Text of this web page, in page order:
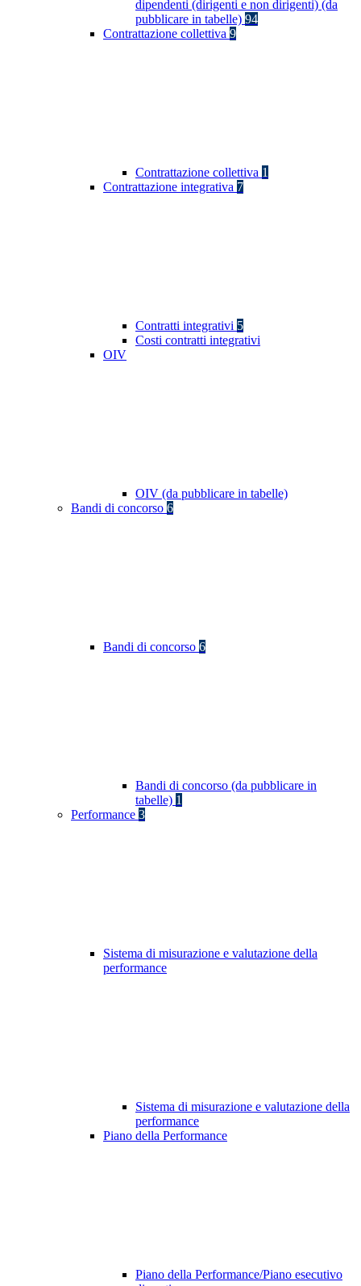
dipendenti (dirigenti e non dirigenti) (da
pubblicare in tabelle) 94
Contrattazione collettiva 9
Contrattazione collettiva 1
Contrattazione integrativa 7
Contratti integrativi 5
Costi contratti integrativi
OIV
OIV (da pubblicare in tabelle)
Bandi di concorso 6
Bandi di concorso 6
Bandi di concorso (da pubblicare in
tabelle) 1
Performance 3
Sistema di misurazione e valutazione della
performance
Sistema di misurazione e valutazione della
performance
Piano della Performance
Piano della Performance/Piano esecutivo